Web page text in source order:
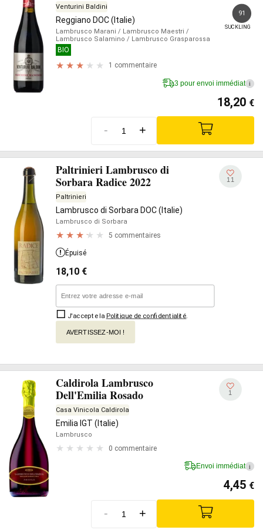
Venturini Baldini
Reggiano DOC (Italie)
Lambrusco Marani / Lambrusco Maestri /
Lambrusco Salamino / Lambrusco Grasparossa
BIO
1 commentaire
91
SUCKLING
3 pour envoi immédiat i
18,20 €
- +
Paltrinieri Lambrusco di
Sorbara Radice 2022
Paltrinieri
Lambrusco di Sorbara DOC (Italie)
Lambrusco di Sorbara
5 commentaires
11
Épuisé
18,10 €
J'accepte la Politique de confidentialité
AVERTISSEZ-MOI !
Caldirola Lambrusco
Dell'Emilia Rosado
Casa Vinicola Caldirola
Emilia IGT (Italie)
Lambrusco
0 commentaire
1
Envoi immédiat i
4,45 €
- +